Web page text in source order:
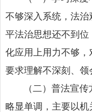
不够深入系统，法
平法治思想还不到
化应用上用力不够
要求理解不深刻、领
（二）普法宣
略显单调，主要以